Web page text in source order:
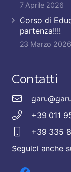
7 Aprile 2026
Corso di
partenza!!!!
23 Marzo 2026
Contatti
+39 011
+39 335
Seguici anche